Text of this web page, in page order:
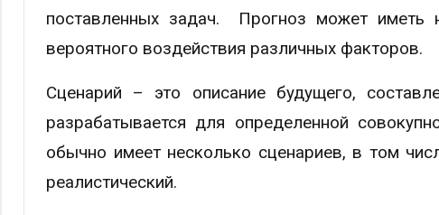
поставленных задач. Прогноз может иметь
вероятного воздействия различных факторов.
Сценарий – это описание будущего,
разрабатывается для определенной
обычно имеет несколько сценариев, в том
реалистический.